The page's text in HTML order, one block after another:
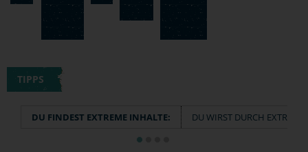
TIPPS
DU FINDEST EXTREME INHALTE: DU WIRST DURCH